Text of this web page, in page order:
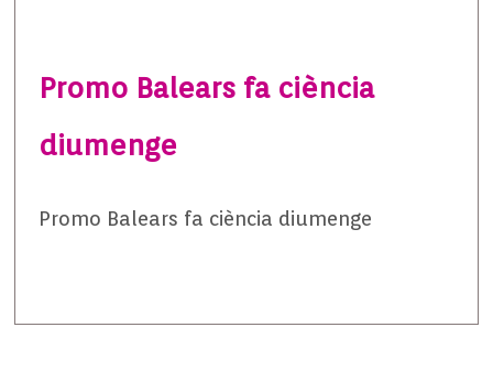
Promo Balears fa ciència
diumenge
Promo Balears fa ciència diumenge